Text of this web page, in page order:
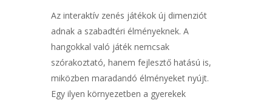
Az interaktív zenés játékok új dimenziót
adnak a szabadtéri élményeknek. A
hangokkal való játék nemcsak
szórakoztató, hanem fejlesztő hatású is,
miközben maradandó élményeket nyújt.
Egy ilyen környezetben a gyerekek